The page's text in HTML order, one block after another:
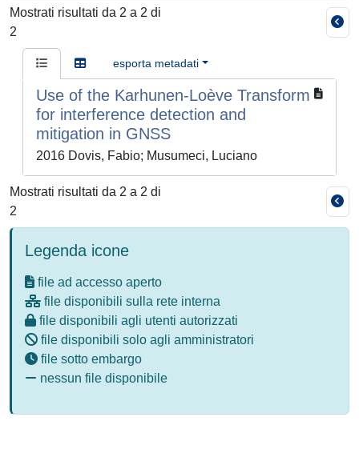
Mostrati risultati da 2 a 2 di
2
esporta metadati
Use of the Karhunen-Loève Transform
for interference detection and
mitigation in GNSS
2016 Dovis, Fabio; Musumeci, Luciano
Mostrati risultati da 2 a 2 di
2
Legenda icone
file ad accesso aperto
file disponibili sulla rete interna
file disponibili agli utenti autorizzati
file disponibili solo agli amministratori
file sotto embargo
nessun file disponibile